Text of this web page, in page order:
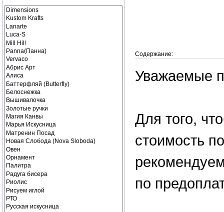
Содержание:
Уважаемые
Для того,
стоимость
по